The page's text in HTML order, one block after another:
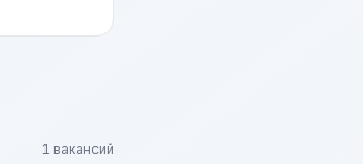
1 вакансий